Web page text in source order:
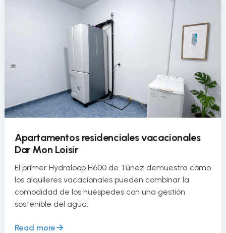
Apartamentos residenciales vacacionales
Dar Mon Loisir
El primer Hydraloop H600 de Túnez demuestra cómo
los alquileres vacacionales pueden combinar la
comodidad de los huéspedes con una gestión
sostenible del agua.
Read more